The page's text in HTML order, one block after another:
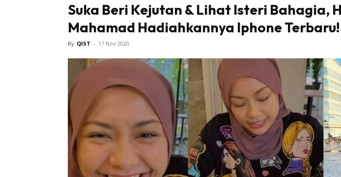
Tampil #1 on top dengan fashion
KLIK DI
Suka Beri Kejutan & Lihat Isteri Bahagia,
Mahamad Hadiahkannya Iphone Terbaru!
By QIST - 17 Nov 2020